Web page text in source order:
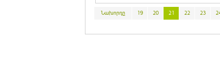
Նախորդը 19 20 21 22 23